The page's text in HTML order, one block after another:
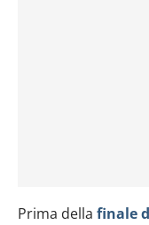
Prima della finale